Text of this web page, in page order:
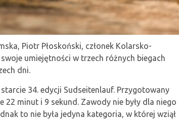
Piotr Płoskoński, członek Kolarsko-
umiejętności w trzech różnych biegach
dni.
34. edycji Sudseitenlauf. Przygotowany
minut i 9 sekund. Zawody nie były dla niego
to nie była jedyna kategoria, w której wziął